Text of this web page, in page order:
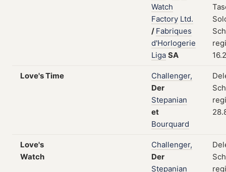
Watch
Factory Ltd.
/ Fabriques
d'Horlogerie
Liga SA
Love's Time
Challenger,
Der
Stepanian
et
Bourquard
Love's
Watch
Challenger,
Der
Stepanian